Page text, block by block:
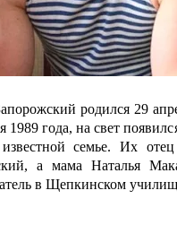
родился 29
1989 года, на свет
семье. Их
а мама Наталья
в Щепкинском